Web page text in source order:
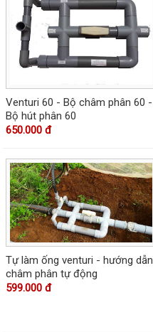
Venturi 60 - Bộ châm phân 60 -
Bộ hút phân 60
650.000 đ
Tự làm ống venturi - hướng dẫn
châm phân tự động
599.000 đ